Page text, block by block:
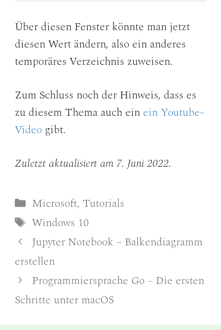
Über diesen Fenster könnte man jetzt
diesen Wert ändern, also ein anderes
temporäres Verzeichnis zuweisen.
Zum Schluss noch der Hinweis, dass es
zu diesem Thema auch ein ein Youtube-
Video gibt.
Zuletzt aktualisiert am 7. Juni 2022.
Kategorien
Microsoft, Tutorials
Schlagwörter
Windows 10
Jupyter Notebook – Balkendiagramm
erstellen
Programmiersprache Go – Die ersten
Schritte unter macOS